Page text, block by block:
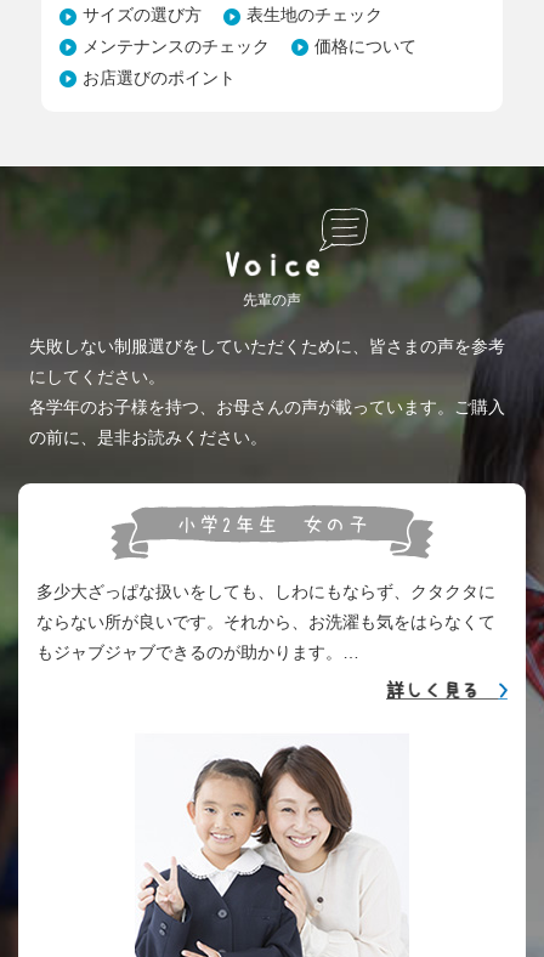
サイズの選び方
表生地のチェック
メンテナンスのチェック
価格について
お店選びのポイント
先輩の声
失敗しない制服選びをしていただくために、皆さまの声を参考
にしてください。
各学年のお子様を持つ、お母さんの声が載っています。ご購入
の前に、是非お読みください。
多少大ざっぱな扱いをしても、しわにもならず、クタクタに
ならない所が良いです。それから、お洗濯も気をはらなくて
もジャブジャブできるのが助かります。…